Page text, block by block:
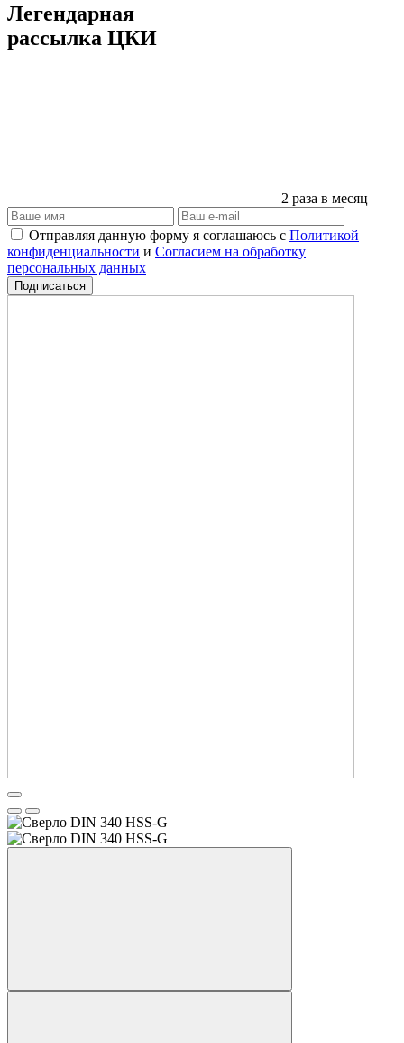
Легендарная
рассылка ЦКИ
2 раза в месяц
Отправляя данную форму я соглашаюсь с Политикой
конфиденциальности и Согласием на обработку
персональных данных
Подписаться